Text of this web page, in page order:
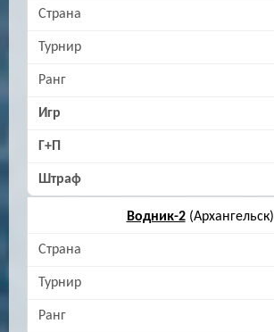
Водник-2(Архангельск)